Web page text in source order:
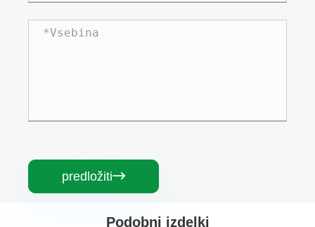
predložiti
Podobni izdelki